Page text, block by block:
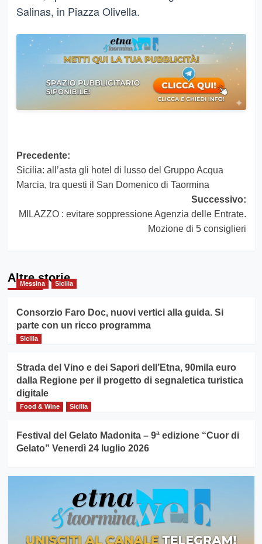
Salinas, in Piazza Olivella.
Navigazione
articolo
Precedente:
Sicilia: all’asta gli hotel di lusso del Gruppo Acqua
Marcia, tra questi il San Domenico di Taormina
Successivo:
MILAZZO : evitare soppressione Agenzia delle Entrate.
Mozione di 5 consiglieri
Altre storie
Messina Sicilia
Consorzio Faro Doc, nuovi vertici alla guida. Si
parte con un ricco programma
Sicilia
Strada del Vino e dei Sapori dell’Etna, 90mila euro
dalla Regione per il progetto di segnaletica turistica
digitale
Food & Wine Sicilia
Festival del Gelato Madonita – 9ª edizione “Cuor di
Gelato” Venerdì 24 luglio 2026